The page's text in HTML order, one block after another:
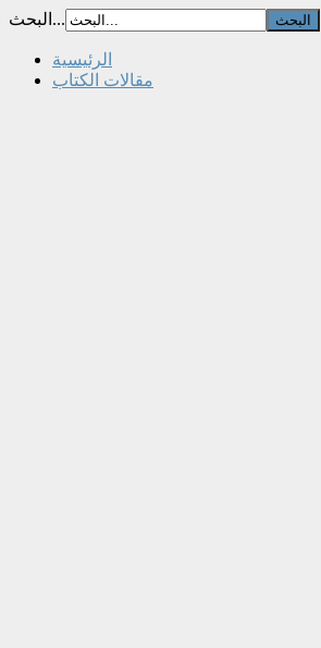
البحث...
الرئيسية
مقالات الكتاب